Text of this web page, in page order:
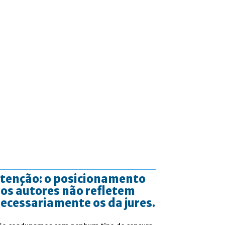
o posicionamento
autores não refletem
os da jures.